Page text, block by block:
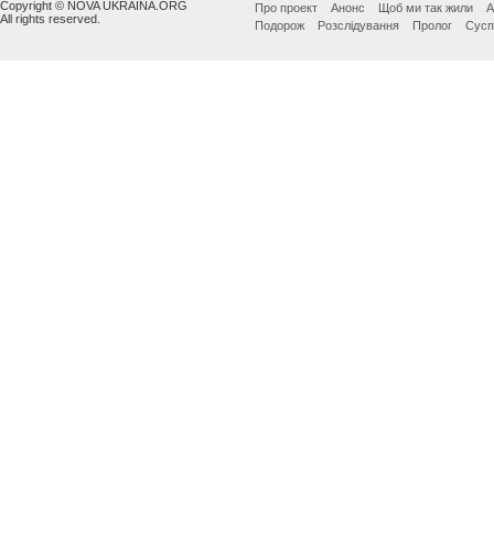
Copyright © NOVA UKRAINA.ORG
All rights reserved.
Про проект Анонс Щоб ми так жили
Подорож
Розслідування Пролог